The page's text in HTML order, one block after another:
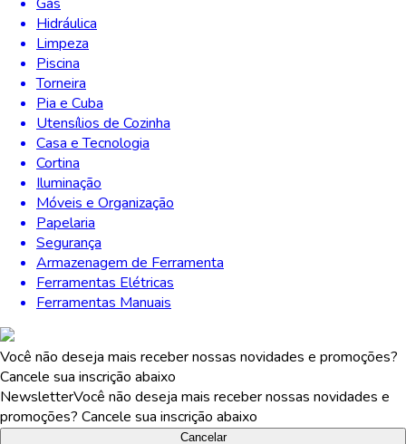
Hidráulica
Limpeza
Piscina
Torneira
Pia e Cuba
Utensílios de Cozinha
Casa e Tecnologia
Cortina
Iluminação
Móveis e Organização
Papelaria
Segurança
Armazenagem de Ferramenta
Ferramentas Elétricas
Ferramentas Manuais
Você não deseja mais receber nossas novidades e promoções?
Cancele sua inscrição abaixo
NewsletterVocê não deseja mais receber nossas novidades e
promoções? Cancele sua inscrição abaixo
Cancelar